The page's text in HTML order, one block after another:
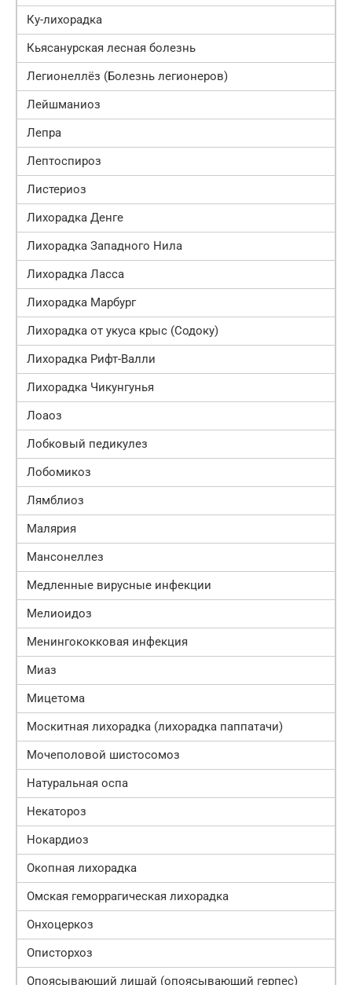
Ку-лихорадка
Кьясанурская лесная болезнь
Легионеллёз (Болезнь легионеров)
Лейшманиоз
Лепра
Лептоспироз
Листериоз
Лихорадка Денге
Лихорадка Западного Нила
Лихорадка Ласса
Лихорадка Марбург
Лихорадка от укуса крыс (Содоку)
Лихорадка Рифт-Валли
Лихорадка Чикунгунья
Лоаоз
Лобковый педикулез
Лобомикоз
Лямблиоз
Малярия
Мансонеллез
Медленные вирусные инфекции
Мелиоидоз
Менингококковая инфекция
Миаз
Мицетома
Москитная лихорадка (лихорадка паппатачи)
Мочеполовой шистосомоз
Натуральная оспа
Некатороз
Нокардиоз
Окопная лихорадка
Омская геморрагическая лихорадка
Онхоцеркоз
Описторхоз
Опоясывающий лишай (опоясывающий герпес)